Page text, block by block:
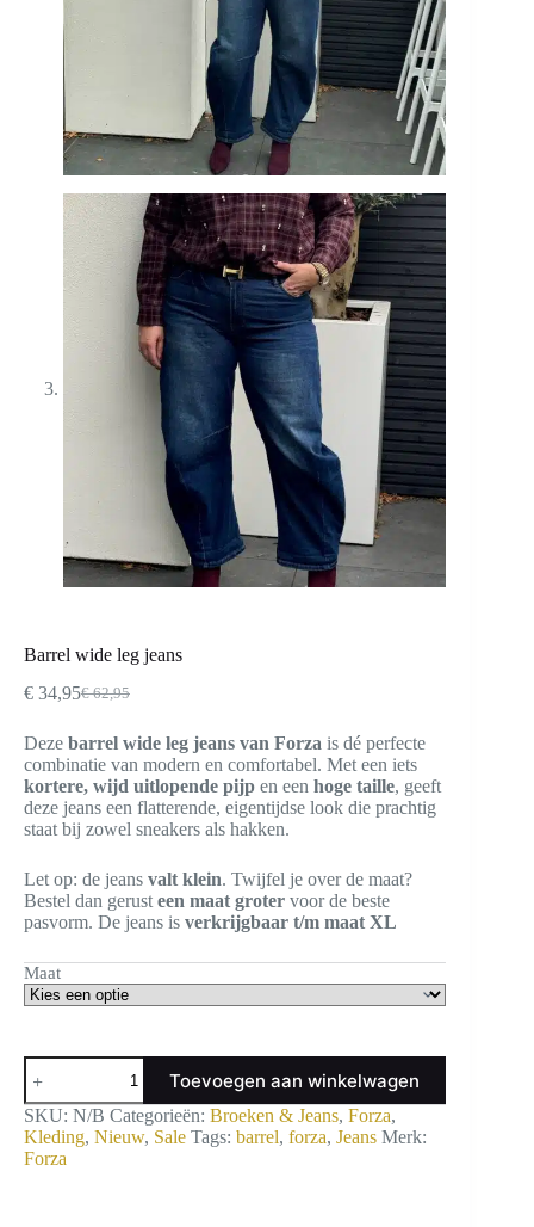
Barrel wide leg jeans
€62,95
Oorspronkelijke
was:
€ 62,95.
€ 34,95Huidige
is:
€ 34,95.
Deze barrel wide leg jeans van Forza is dé perfecte
combinatie van modern en comfortabel. Met een iets
kortere, wijd uitlopende pijp en een hoge taille, geeft
deze jeans een flatterende, eigentijdse look die prachtig
staat bij zowel sneakers als hakken.
Let op: de jeans valt klein. Twijfel je over de maat?
Bestel dan gerust een maat groter voor de beste
pasvorm. De jeans is verkrijgbaar t/m maat XL
Maat
Barrel
wide
leg
jeans
aantal
Toevoegen aan winkelwagen
SKU: N/B Categorieën: Broeken & Jeans, Forza,
Kleding, Nieuw, Sale Tags: barrel, forza, Jeans Merk:
Forza